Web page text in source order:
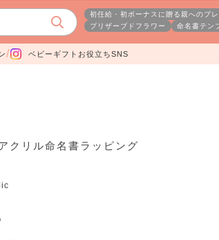
初任給・初ボーナスに贈る親へのプレ
プリザーブドフラワー
命名書テン
/ ベビーギフトお役立ちSNS
クリル命名書ラッピング